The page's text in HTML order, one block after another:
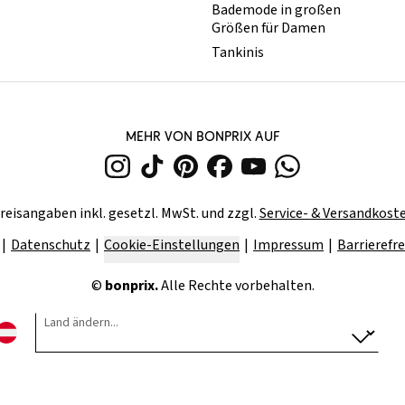
Bademode in großen
Größen für Damen
Tankinis
MEHR VON BONPRIX AUF
inkl. gesetzl. MwSt. und zzgl.Service- &
Datenschutz Cookie-Einstellungen Impressum
© bonprix.Alle Rechte vorbehalten.
Land ändern...